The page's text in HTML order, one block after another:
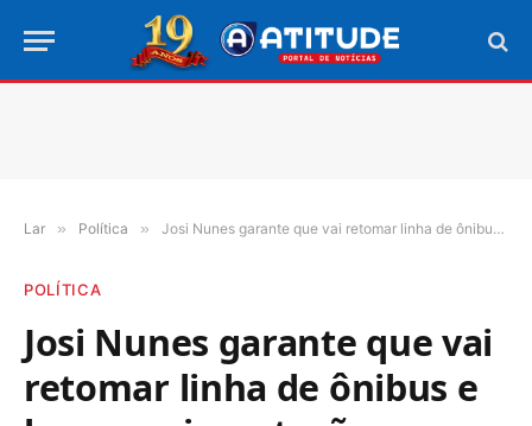
Lar » Política » Josi Nunes garante que vai retomar linha de ônibus e levar pavimentação asfáltica no bairro Industrial
POLÍTICA
Josi Nunes garante que vai
retomar linha de ônibus e